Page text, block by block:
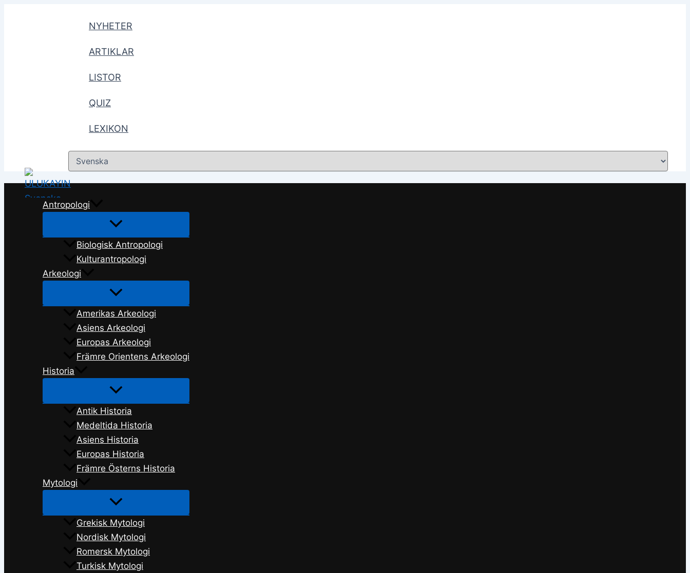
NYHETER
ARTIKLAR
LISTOR
QUIZ
LEXIKON
Välj
ett
Antropologi
Biologisk Antropologi
Kulturantropologi
Arkeologi
Amerikas Arkeologi
Asiens Arkeologi
Europas Arkeologi
Främre Orientens Arkeologi
Historia
Antik Historia
Medeltida Historia
Asiens Historia
Europas Historia
Främre Österns Historia
Mytologi
Grekisk Mytologi
Nordisk Mytologi
Romersk Mytologi
Turkisk Mytologi